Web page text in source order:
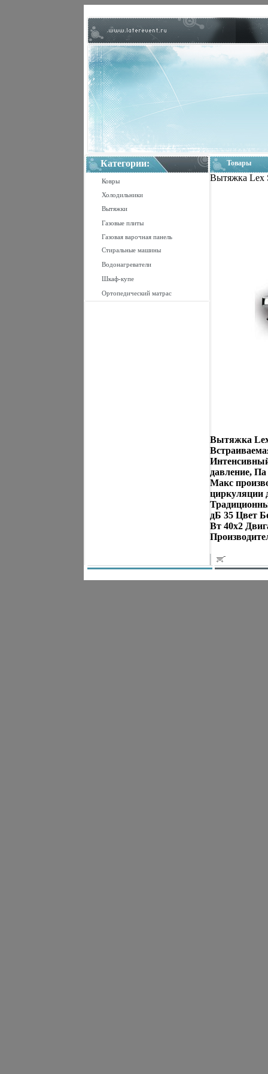
Категории:
Ковры
Холодильники
Вытяжки
Газовые плиты
Газовая варочная панель
Стиральные машины
Водонагреватели
Шкаф-купе
Ортопедический матрас
Товары
Вытяжка Lex
Вытяжка Lex
давление,
Макс
циркуляции
дБ 35 Цвет
Вт 40х2